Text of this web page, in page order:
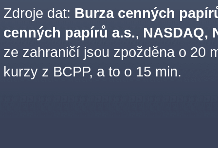
Zdroje dat: Burza cenných
cenných papírů a.s., NASDAQ,
ze zahraničí jsou zpožděna o 20
kurzy z BCPP, a to o 15 min.